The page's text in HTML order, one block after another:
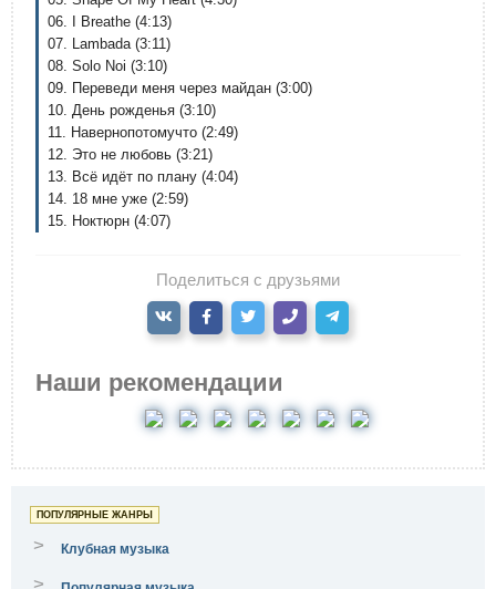
06. I Breathe (4:13)
07. Lambada (3:11)
08. Solo Noi (3:10)
09. Переведи меня через майдан (3:00)
10. День рожденья (3:10)
11. Навернопотомучто (2:49)
12. Это не любовь (3:21)
13. Всё идёт по плану (4:04)
14. 18 мне уже (2:59)
15. Ноктюрн (4:07)
Поделиться с друзьями
Наши рекомендации
ПОПУЛЯРНЫЕ ЖАНРЫ
> Клубная музыка
>